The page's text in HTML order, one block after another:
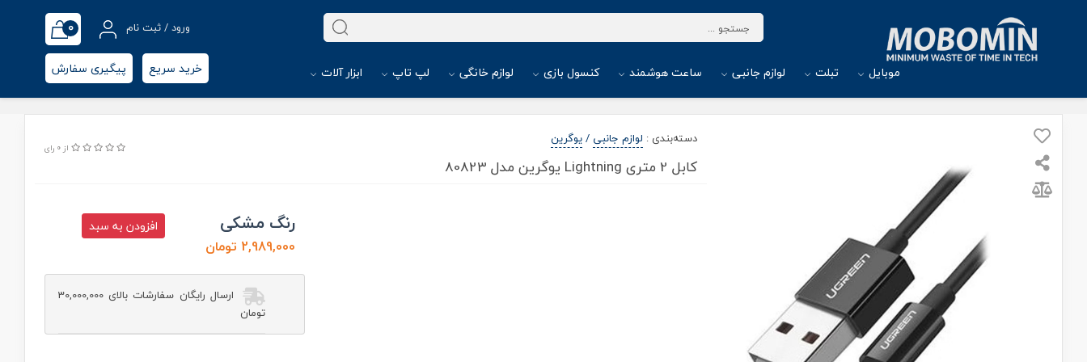
ورود / ثبت نام 0
موبایل تبلت لوازم جانبی ساعت هوشمند کنسول بازی لوازم خانگی لپ تاپ ابزار آلات خرید سریع پیگیری سفارش
دسته‌بندی : لوازم جانبی /یوگرین
کابل 2 متری Lightning یوگرین مدل 80823
از 0 رای
رنگ مشکی
2,989,000 تومان
افزودن به سبد
ارسال رایگان سفارشات بالای 30,000,000
تومان